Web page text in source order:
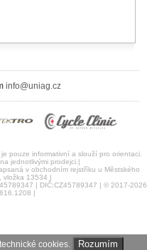
info@uniag.cz
cookies. Rozumím
pouze informativní a slouží pro orientaci.
jednotlivými prodejci.|
v obchodním rejstříku u Městského
vložka 13534 |
| DIČ:CZ45789347 | © 2017-2026
|